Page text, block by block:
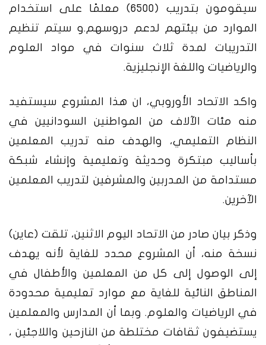
سيقومون بتدريب (٦٥٠٠) معلمًا على استخدام
الموارد من بيئتهم لدعم دروسهم.و سيتم تنظيم
التدريبات لمدة ثلاث سنوات في مواد العلوم
والرياضيات واللغة الإنجليزية.
واكد الاتحاد الأوروبي، ان هذا المشروع سيستفيد
منه مئات الآلاف من المواطنين السودانيين في
النظام التعليمي، والهدف منه تدريب المعلمين
بأساليب مبتكرة وحديثة وتعليمية وإنشاء شبكة
مستدامة من المدربين والمشرفين لتدريب المعلمين
الآخرين.
وذكر بيان صادر من الاتحاد اليوم الاثنين، تلقت (عاين)
نسخة منه، أن المشروع محدد للغاية لأنه يهدف
إلى الوصول إلى كل من المعلمين والأطفال في
المناطق النائية للغاية مع موارد تعليمية محدودة
في الرياضيات والعلوم. وبما أن المدارس والمعلمين
يستضيفون ثقافات مختلطة من النازحين واللاجئين ،